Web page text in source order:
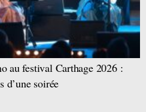
au festival Carthage 2026 :
d’une soirée